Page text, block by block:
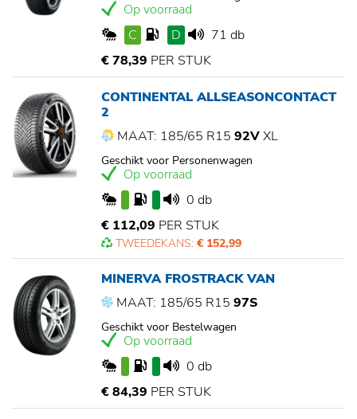
Op voorraad
C
D
71 db
€ 78,39 PER STUK
CONTINENTAL ALLSEASONCONTACT
2
MAAT: 185/65 R15 92VXL
Geschikt voor Personenwagen
Op voorraad
0 db
€ 112,09 PER STUK
TWEEDEKANS: € 152,99
MINERVA FROSTRACK VAN
MAAT: 185/65 R15 97S
Geschikt voor Bestelwagen
Op voorraad
0 db
€ 84,39 PER STUK